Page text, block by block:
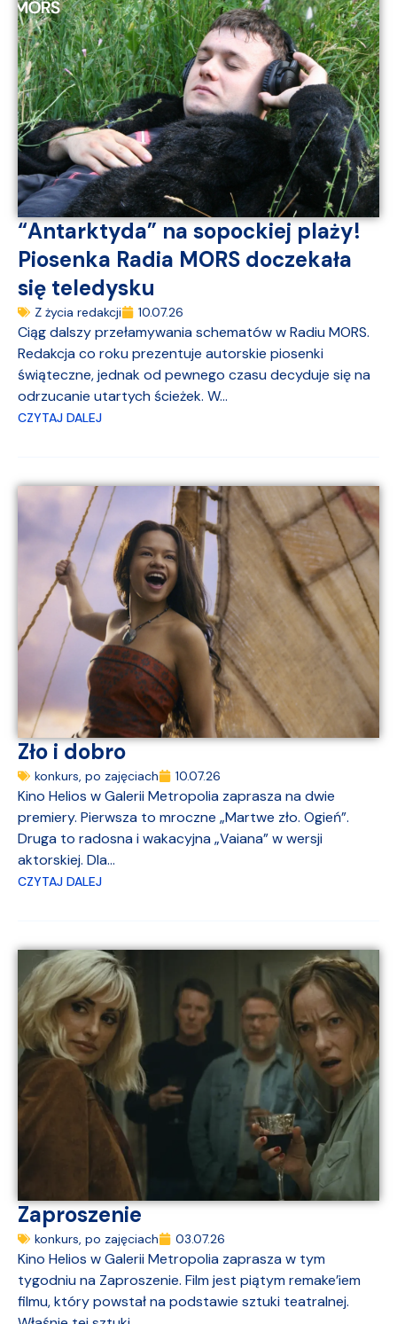
“Antarktyda” na sopockiej plaży!
Piosenka Radia MORS doczekała
się teledysku
Z życia redakcji 10.07.26
Ciąg dalszy przełamywania schematów w Radiu MORS.
Redakcja co roku prezentuje autorskie piosenki
świąteczne, jednak od pewnego czasu decyduje się na
odrzucanie utartych ścieżek. W...
CZYTAJ DALEJ
Zło i dobro
konkurs, po zajęciach 10.07.26
Kino Helios w Galerii Metropolia zaprasza na dwie
premiery. Pierwsza to mroczne „Martwe zło. Ogień”.
Druga to radosna i wakacyjna „Vaiana” w wersji
aktorskiej. Dla...
CZYTAJ DALEJ
Zaproszenie
konkurs, po zajęciach 03.07.26
Kino Helios w Galerii Metropolia zaprasza w tym
tygodniu na Zaproszenie. Film jest piątym remake’iem
filmu, który powstał na podstawie sztuki teatralnej.